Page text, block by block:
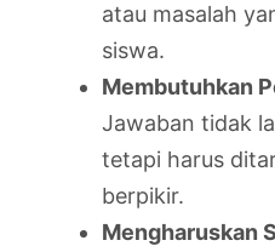
atau masalah
siswa.
Membutuhkan
Jawaban tidak
tetapi harus
berpikir.
Mengharuskan